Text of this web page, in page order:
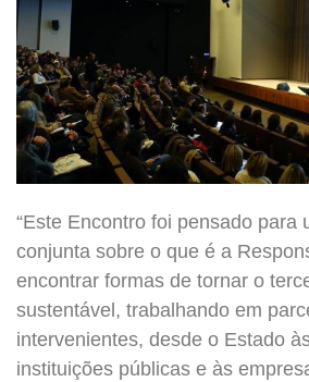
“Este Encontro foi pensado para
conjunta sobre o que é a
encontrar formas de tornar o
sustentável, trabalhando em
intervenientes, desde o Estado
instituições públicas e às